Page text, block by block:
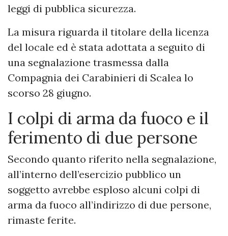
leggi di pubblica sicurezza.
La misura riguarda il titolare della licenza
del locale ed è stata adottata a seguito di
una segnalazione trasmessa dalla
Compagnia dei Carabinieri di Scalea lo
scorso 28 giugno.
I colpi di arma da fuoco e il
ferimento di due persone
Secondo quanto riferito nella segnalazione,
all’interno dell’esercizio pubblico un
soggetto avrebbe esploso alcuni colpi di
arma da fuoco all’indirizzo di due persone,
rimaste ferite.